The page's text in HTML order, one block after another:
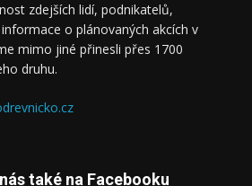
zdejších lidí, podnikatelů,
o plánovaných akcích v
mimo jiné přinesli přes 1700
druhu.
také na Facebooku